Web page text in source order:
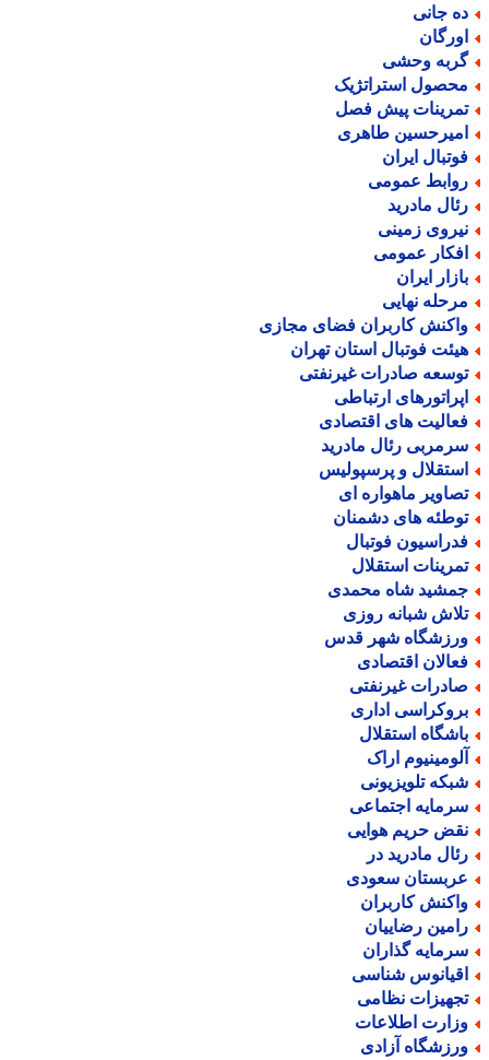
جانی
وحشی
استراتژیک
پیش فصل
طاهری
ایران
عمومی
مادرید
زمینی
عمومی
ایران
نهایی
کاربران فضای مجازی
فوتبال استان تهران
صادرات غیرنفتی
ارتباطی
های اقتصادی
رئال مادرید
و پرسپولیس
ماهواره ای
های دشمنان
فوتبال
استقلال
شاه محمدی
شبانه روزی
شهر قدس
اقتصادی
غیرنفتی
اداری
استقلال
اراک
تلویزیونی
اجتماعی
حریم هوایی
مادرید در
سعودی
کاربران
رضاییان
گذاران
شناسی
نظامی
اطلاعات
آزادی